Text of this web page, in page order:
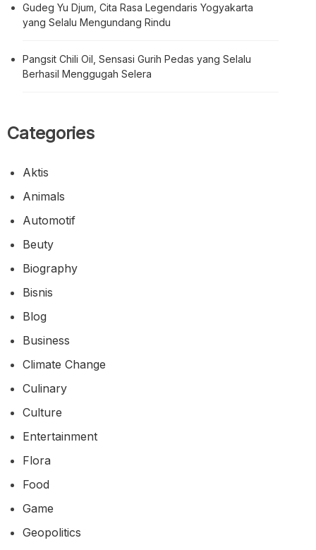
Gudeg Yu Djum, Cita Rasa Legendaris Yogyakarta
yang Selalu Mengundang Rindu
Pangsit Chili Oil, Sensasi Gurih Pedas yang Selalu
Berhasil Menggugah Selera
Categories
Aktis
Animals
Automotif
Beuty
Biography
Bisnis
Blog
Business
Climate Change
Culinary
Culture
Entertainment
Flora
Food
Game
Geopolitics